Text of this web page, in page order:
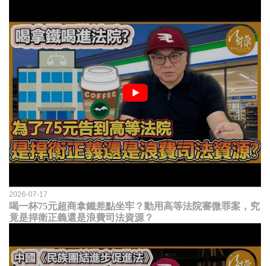
2026-07-17
喝一杯75元超商拿鐵差點坐牢？動用高等法院審微罪案，究
竟是捍衛正義還是浪費司法資源？